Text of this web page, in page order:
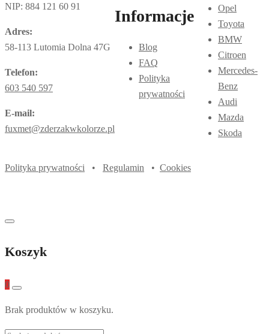
NIP: 884 121 60 91
Adres:
58-113 Lutomia Dolna 47G
Telefon:
603 540 597
E-mail:
fuxmet@zderzakwkolorze.pl
Informacje
Blog
FAQ
Polityka
prywatności
Opel
Toyota
BMW
Citroen
Mercedes-
Benz
Audi
Mazda
Skoda
Polityka prywatności • Regulamin • Cookies
Koszyk
0
Brak produktów w koszyku.